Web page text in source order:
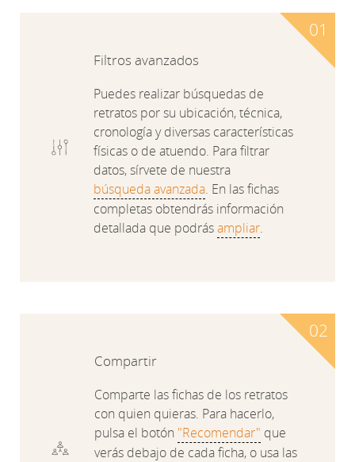
Filtros avanzados
Puedes realizar búsquedas de
retratos por su ubicación, técnica,
cronología y diversas características
físicas o de atuendo. Para filtrar
datos, sírvete de nuestra
búsqueda avanzada. En las fichas
completas obtendrás información
detallada que podrásampliar.
Compartir
Comparte las fichas de los retratos
con quien quieras. Para hacerlo,
pulsa el botón "Recomendar" que
verás debajo de cada ficha, o usa las